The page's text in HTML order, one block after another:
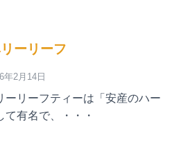
ーリーフ
年2月14日
ーリーフティーは「安産のハー
て有名で、・・・